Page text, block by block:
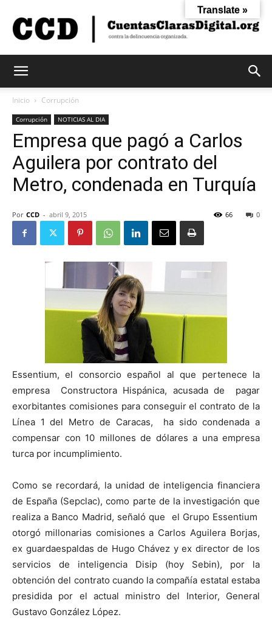
Claras
Digital
Inicio Corrupción
Corrupción NOTICIAS AL DIA
Empresa que pagó a Carlos
Aguilera por contrato del
Metro, condenada en Turquía
Por CCD - abril 9, 2015 0
66
Essentium, el consorcio español al que pertenece la
empresa Constructora Hispánica, acusada de pagar
exorbitantes comisiones para conseguir el contrato de la
Línea 1 del Metro de Caracas, ha sido condenada a
compensar con 10 millones de dólares a una empresa
turca por incumplimiento.
Como se recordará, la unidad de inteligencia financiera
de España (Sepclac), como parte de la investigación que
realiza a Banco Madrid, señaló que el Grupo Essentium
otorgó millonarias comisiones a Carlos Aguilera Borjas,
ex guardaespaldas de Hugo Chávez y ex director de los
servicios de inteligencia Disip (hoy Sebin), por la
obtención del contrato cuando la compañía estatal estaba
presidida por el actual ministro del Interior, General
Gustavo González López.
Translate »